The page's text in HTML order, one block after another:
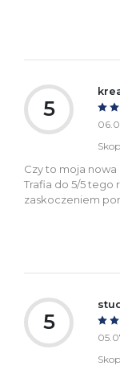
5
Czy to moja nowa
Trafia do 5/5 tego
zaskoczeniem
5